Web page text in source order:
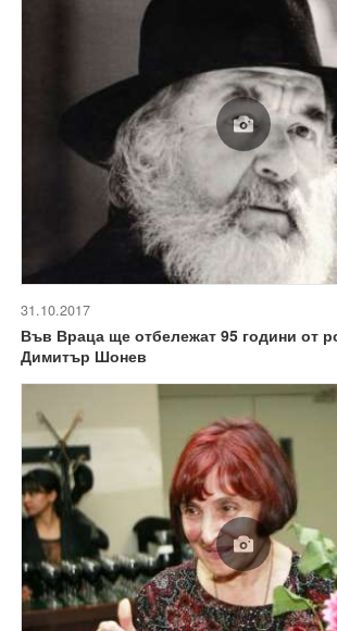
31.10.2017
Във Враца ще отбележат 95 години от
Димитър Шонев